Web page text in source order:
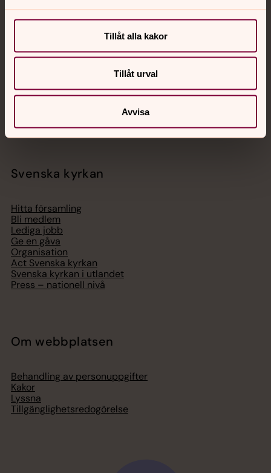
Tillåt alla kakor
Tillåt urval
Avvisa
Jourhavande präst
Akut samtals- och krisstöd. Prata eller chatta anonymt
med en präst på kvällar och nätter.
Digitalt brev
Svenska kyrkan
Hitta församling
Bli medlem
Lediga jobb
Ge en gåva
Organisation
Act Svenska kyrkan
Svenska kyrkan i utlandet
Press – nationell nivå
Om webbplatsen
Behandling av personuppgifter
Kakor
Lyssna
Tillgänglighetsredogörelse